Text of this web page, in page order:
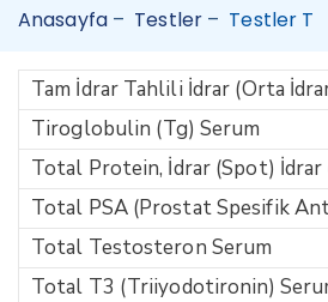
Anasayfa– Testler– Testler T
Tam İdrar Tahlili İdrar (Orta
Tiroglobulin (Tg) Serum
Total Protein, İdrar (Spot) İdrar
Total PSA (Prostat Spesifik
Total Testosteron Serum
Total T3 (Triiyodotironin)